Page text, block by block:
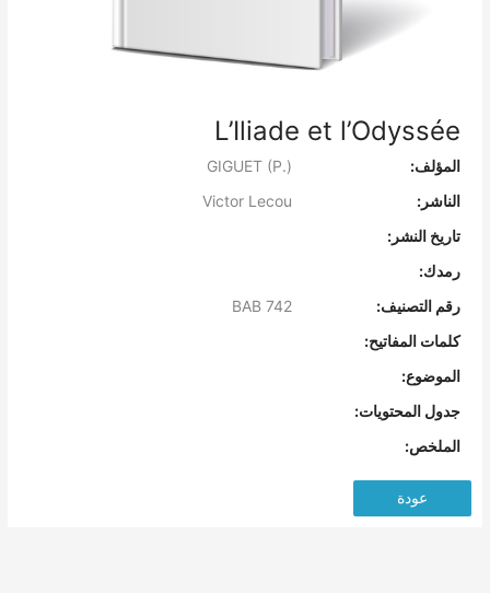
L’Iliade et l’Odyssée
المؤلف:
الناشر:
تاريخ النشر:
رمدك:
رقم التصنيف:
BAB 742
كلمات المفاتيح:
الموضوع:
جدول المحتويات:
الملخص:
عودة